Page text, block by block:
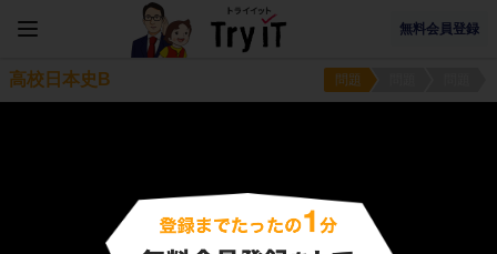
無料会員登録
高校日本史B 問題